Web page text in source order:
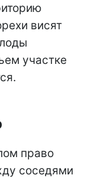
висят
участке
право
соседями